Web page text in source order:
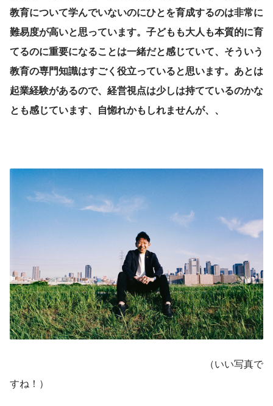
教育について学んでいないのにひとを育成するのは非常に
難易度が高いと思っています。子どもも大人も本質的に育
てるのに重要になることは一緒だと感じていて、そういう
教育の専門知識はすごく役立っていると思います。あとは
起業経験があるので、経営視点は少しは持てているのかな
とも感じています、自惚れかもしれませんが、、
（いい写真で
すね！）